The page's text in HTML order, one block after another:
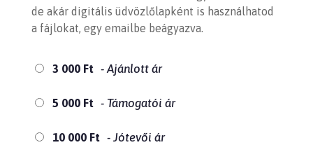
de akár digitális üdvözlőlapként is használhatod
a fájlokat, egy emailbe beágyazva.
3 000 Ft - Ajánlott ár
5 000 Ft - Támogatói ár
10 000 Ft - Jótevői ár